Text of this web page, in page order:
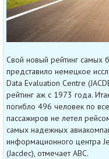
Свой новый рейтинг самых
представило немецкое
Data Evaluation Centre
рейтинг аж с 1973 года.
погибло 496 человек по
пассажиров не летел
самых надежных
информационного центра
(Jacdec), отмечает ABC.